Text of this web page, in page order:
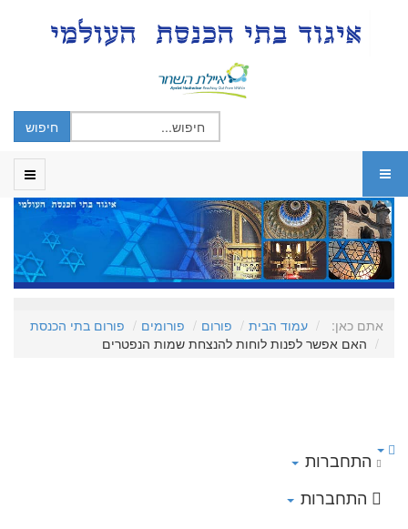
אתם כאן: עמוד הבית פורום פורומים
פורום בתי הכנסת
האם אפשר לפנות לוחות להנצחת שמות הנפטרים
התחברות
התחברות